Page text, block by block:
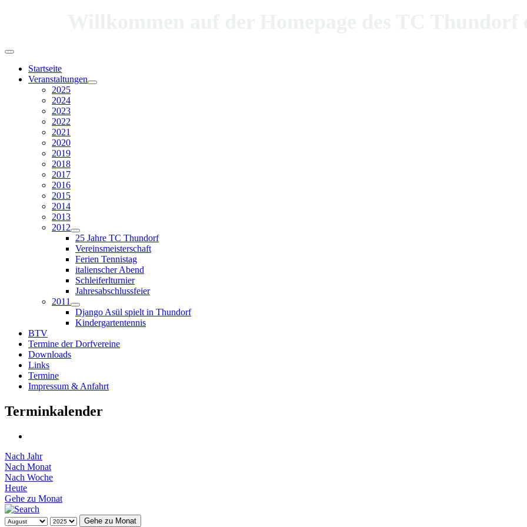
Startseite
Veranstaltungen
2025
2024
2023
2022
2021
2020
2019
2018
2017
2016
2015
2014
2013
2012
25 Jahre TC Thundorf
Vereinsmeisterschaft
Ferien Tennistag
italienscher Abend
Schleiferlturnier
Jahresabschlussfeier
2011
Django Asül spielt in Thundorf
Kindergartentennis
BTV
Termine der Dorfvereine
Downloads
Links
Termine
Impressum & Anfahrt
Terminkalender
Nach Jahr
Nach Monat
Nach Woche
Heute
Gehe zu Monat
Gehe zu Monat